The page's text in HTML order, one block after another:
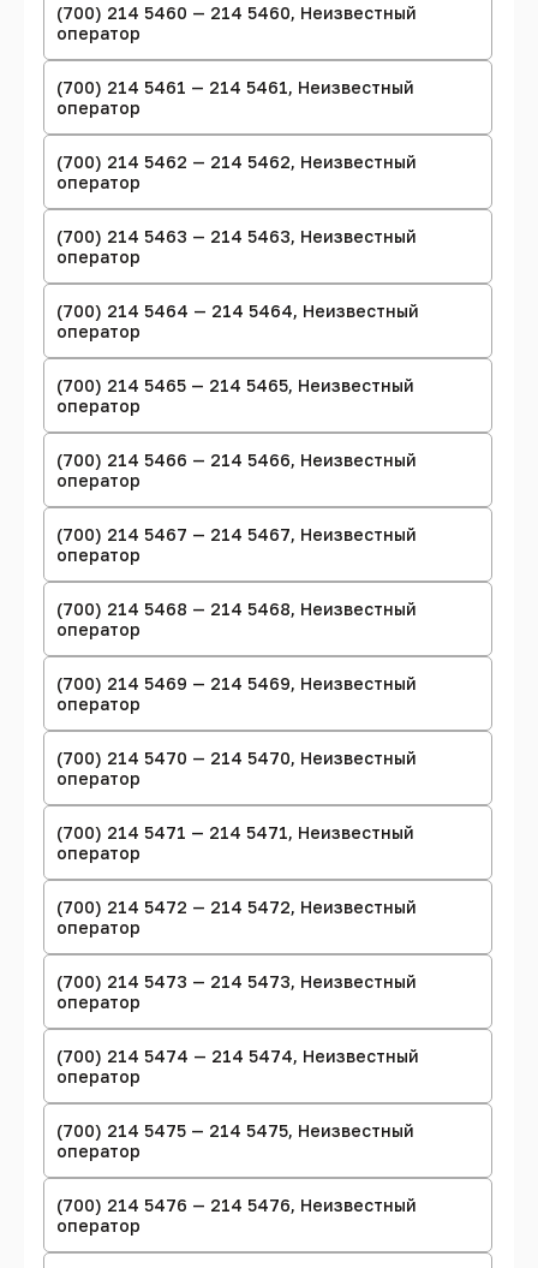
(700) 214 5460 — 214 5460, Неизвестный
оператор
(700) 214 5461 — 214 5461, Неизвестный
оператор
(700) 214 5462 — 214 5462, Неизвестный
оператор
(700) 214 5463 — 214 5463, Неизвестный
оператор
(700) 214 5464 — 214 5464, Неизвестный
оператор
(700) 214 5465 — 214 5465, Неизвестный
оператор
(700) 214 5466 — 214 5466, Неизвестный
оператор
(700) 214 5467 — 214 5467, Неизвестный
оператор
(700) 214 5468 — 214 5468, Неизвестный
оператор
(700) 214 5469 — 214 5469, Неизвестный
оператор
(700) 214 5470 — 214 5470, Неизвестный
оператор
(700) 214 5471 — 214 5471, Неизвестный
оператор
(700) 214 5472 — 214 5472, Неизвестный
оператор
(700) 214 5473 — 214 5473, Неизвестный
оператор
(700) 214 5474 — 214 5474, Неизвестный
оператор
(700) 214 5475 — 214 5475, Неизвестный
оператор
(700) 214 5476 — 214 5476, Неизвестный
оператор